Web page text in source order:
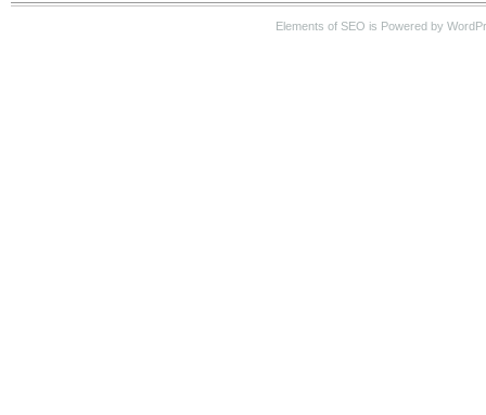
Elements of SEO is Powered by